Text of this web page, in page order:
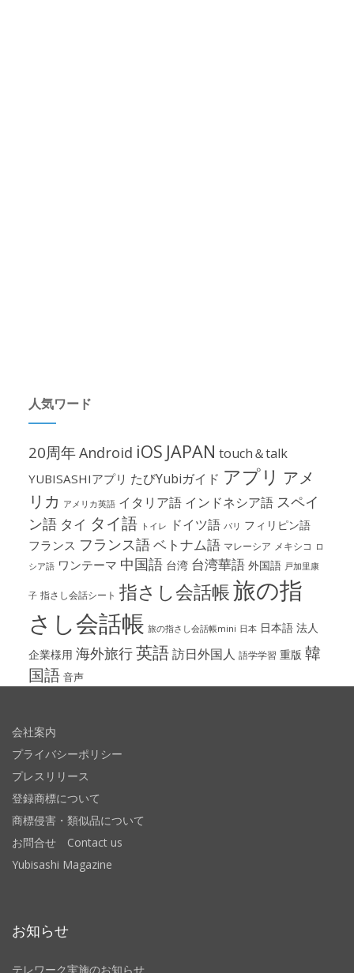
人気ワード
20周年Android iOS JAPAN touch＆talk
YUBISASHIアプリ たびYubiガイド アプリ アメ
リカ アメリカ英語 イタリア語 インドネシア語 スペイ
ン語 タイ タイ語 トイレ ドイツ語 パリ フィリピン語
フランス フランス語ベトナム語 マレーシア メキシコ ロ
シア語 ワンテーマ 中国語 台湾 台湾華語 外国語 戸加里康
子 指さし会話シート 指さし会話帳旅の指
さし会話帳 旅の指さし会話帳mini 日本 日本語 法人
企業様用 海外旅行英語訪日外国人 語学学習 重版 韓
国語 音声
会社案内
プライバシーポリシー
プレスリリース
登録商標について
商標侵害・類似品について
お問合せ Contact us
Yubisashi Magazine
お知らせ
テレワーク実施のお知らせ